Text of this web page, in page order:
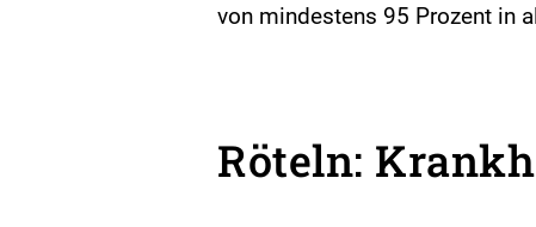
von mindestens 95 Prozent in
Röteln: